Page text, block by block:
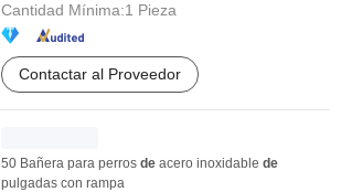
Cantidad Mínima:1 Pieza
Contactar al Proveedor
50 Bañera para perros de acero inoxidable de
pulgadas con rampa